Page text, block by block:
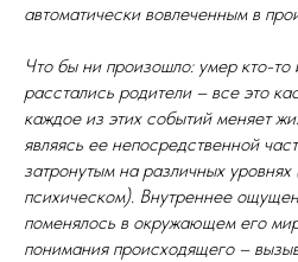
автоматически вовлеченным в
Что бы ни произошло: умер кто-то
расстались родители – все это
каждое из этих событий меняет
являясь ее непосредственной
затронутым на различных
психическом). Внутреннее
поменялось в окружающем его
понимания происходящего –